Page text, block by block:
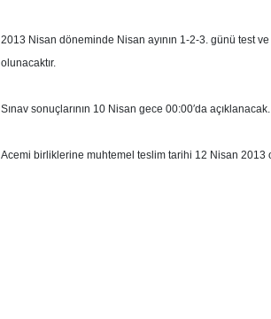
2013 Nisan döneminde Nisan ayının 1-2-3. günü test
olunacaktır.
Sınav sonuçlarının 10 Nisan gece 00:00′da açıklanacak.
Acemi birliklerine muhtemel teslim tarihi 12 Nisan 2013